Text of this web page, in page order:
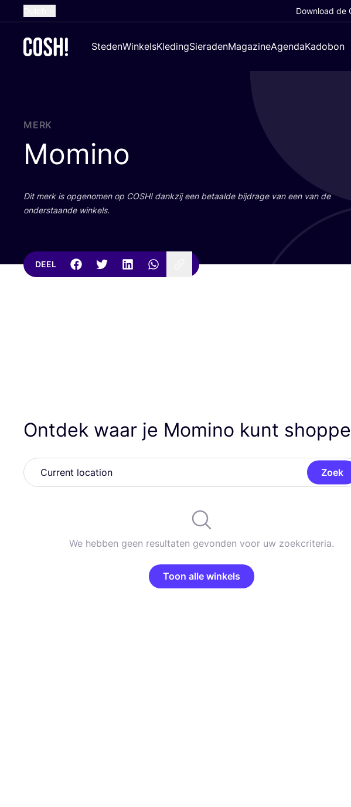
French
Croatian
Download de
StedenWinkelsKledingSieradenMagazineAgendaKadobon
MERK
Momino
Dit merk is opge­no­men op COSH! dank­zij een betaal­de bij­dra­ge van een van de
onder­staan­de winkels.
DEEL
Ontdek waar je Momino kunt
Zoek
We hebben geen resultaten gevonden voor uw zoekcriteria.
Toon alle winkels